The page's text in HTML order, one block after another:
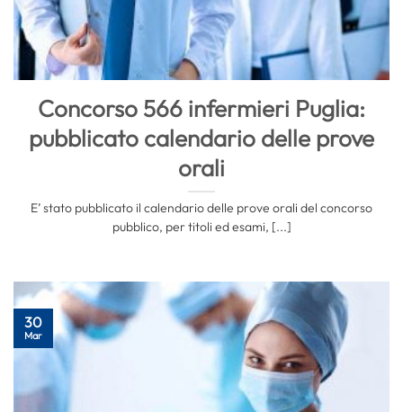
Concorso 566 infermieri Puglia:
pubblicato calendario delle prove
orali
E’ stato pubblicato il calendario delle prove orali del concorso
pubblico, per titoli ed esami, [...]
30
Mar